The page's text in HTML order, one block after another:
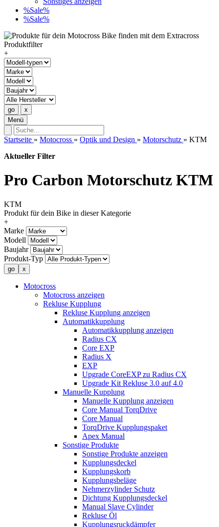
%Sale%
%Sale%
+
Menü
Startseite » Motocross » Optik und Design » Motorschutz » KTM
Aktueller Filter
Pro Carbon Motorschutz KTM
KTM
Produkt für dein Bike in dieser Kategorie
+
Marke
Modell
Baujahr
Produkt-Typ
Motocross
Motocross anzeigen
Rekluse Kupplung
Rekluse Kupplung anzeigen
Automatikkupplung
Automatikkupplung anzeigen
Radius CX
Core EXP
Radius X
EXP
Upgrade CoreEXP zu Radius CX
Upgrade Kit Rekluse 3.0 auf 4.0
Manuelle Kupplung
Manuelle Kupplung anzeigen
Core Manual TorqDrive
Core Manual
TorqDrive Kupplungspaket
Apex Manual
Sonstige Produkte
Sonstige Produkte anzeigen
Kupplungsdeckel
Kupplungskorb
Kupplungsbeläge
Nehmerzylinder Schutz
Dichtung Kupplungsdeckel
Manual Slave Cylinder
Rekluse Öl
Kupplungsruckdämpfer